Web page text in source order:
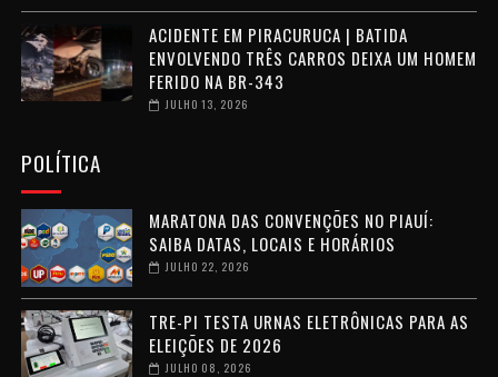
ACIDENTE EM PIRACURUCA | BATIDA
ENVOLVENDO TRÊS CARROS DEIXA UM HOMEM
FERIDO NA BR-343
JULHO 13, 2026
POLÍTICA
MARATONA DAS CONVENÇÕES NO PIAUÍ:
SAIBA DATAS, LOCAIS E HORÁRIOS
JULHO 22, 2026
TRE-PI TESTA URNAS ELETRÔNICAS PARA AS
ELEIÇÕES DE 2026
JULHO 08, 2026